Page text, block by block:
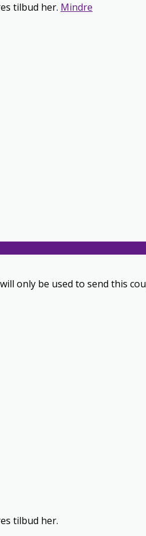
tilbud her. Mindre
only be used to send this
tilbud her.